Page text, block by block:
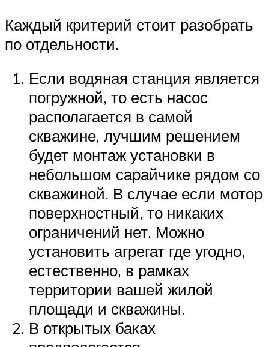
Каждый критерий стоит разобрать
по отдельности.
Если водяная станция является
погружной, то есть насос
располагается в самой
скважине, лучшим решением
будет монтаж установки в
небольшом сарайчике рядом со
скважиной. В случае если мотор
поверхностный, то никаких
ограничений нет. Можно
установить агрегат где угодно,
естественно, в рамках
территории вашей жилой
площади и скважины.
В открытых баках